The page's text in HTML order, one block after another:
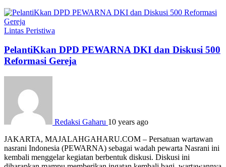
Lintas Peristiwa
PelantiKkan DPD PEWARNA DKI dan Diskusi 500
Reformasi Gereja
Redaksi Gaharu 10 years ago
JAKARTA, MAJALAHGAHARU.COM – Persatuan wartawan
nasrani Indonesia (PEWARNA) sebagai wadah pewarta Nasrani ini
kembali menggelar kegiatan berbentuk diskusi. Diskusi ini